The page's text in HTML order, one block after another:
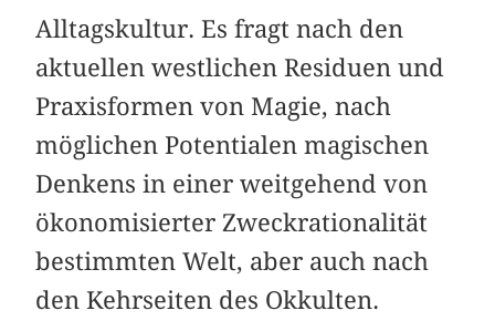
Alltagskultur. Es fragt nach den
aktuellen westlichen Residuen und
Praxisformen von Magie, nach
möglichen Potentialen magischen
Denkens in einer weitgehend von
ökonomisierter Zweckrationalität
bestimmten Welt, aber auch nach
den Kehr­seiten des Okkulten.